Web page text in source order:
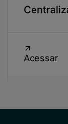
Acessar